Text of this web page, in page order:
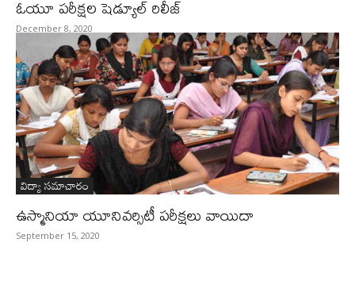
ఓయూ పరీక్షల షెడ్యూల్‌ రిలీజ్‌
December 8, 2020
విద్యా సమాచారం
ఉస్మానియా యూనివర్సిటీ పరీక్షలు వాయిదా
September 15, 2020